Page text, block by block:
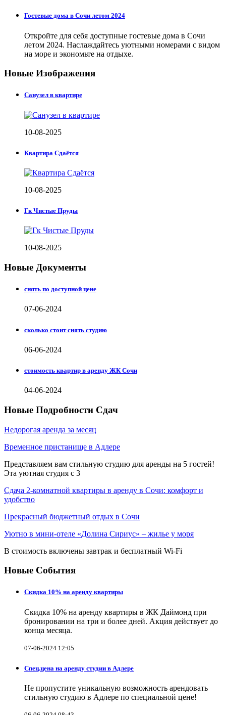
Гостевые дома в Сочи летом 2024
Откройте для себя доступные гостевые дома в Сочи
летом 2024. Наслаждайтесь уютными номерами с видом
на море и экономьте на отдыхе.
Новые Изображения
Санузел в квартире
10-08-2025
Квартира Сдаётся
10-08-2025
Гк Чистые Пруды
10-08-2025
Новые Документы
снять по доступной цене
07-06-2024
сколько стоит снять студию
06-06-2024
стоимость квартир в аренду ЖК Сочи
04-06-2024
Новые Подробности Сдач
Недорогая аренда за месяц
Временное пристанище в Адлере
Представляем вам стильную студию для аренды на 5 гостей!
Эта уютная студия с 3
Сдача 2-комнатной квартиры в аренду в Сочи: комфорт и
удобство
Прекрасный бюджетный отдых в Сочи
Уютно в мини-отеле «Долина Сириус» – жилье у моря
В стоимость включены завтрак и бесплатный Wi-Fi
Новые События
Скидка 10% на аренду квартиры
Скидка 10% на аренду квартиры в ЖК Даймонд при
бронировании на три и более дней. Акция действует до
конца месяца.
07-06-2024 12:05
Спец.цена на аренду студии в Адлере
Не пропустите уникальную возможность арендовать
стильную студию в Адлере по специальной цене!